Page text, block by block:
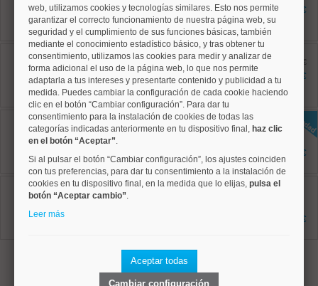
90 m²
2 dormitorios
2 baños
1.850 €
Tetuán, Cuatro Caminos
Ref: 50004781
85 m²
3 dormitorios
2 baños
antes 2.195 €
2.095 €
Salamanca, Recoletos
Ref: 50004825
2 baños
3.000 €
Chamartín, El Viso
Ref: 50004758
5.775 €
web, utilizamos cookies y tecnologías similares. Esto nos permite
garantizar el correcto funcionamiento de nuestra página web, su
seguridad y el cumplimiento de sus funciones básicas, también
mediante el conocimiento estadístico básico, y tras obtener tu
consentimiento, utilizamos las cookies para medir y analizar de
forma adicional el uso de la página web, lo que nos permite
adaptarla a tus intereses y presentarte contenido y publicidad a tu
medida. Puedes cambiar la configuración de cada cookie haciendo
clic en el botón “Cambiar configuración”. Para dar tu
consentimiento para la instalación de cookies de todas las
categorías indicadas anteriormente en tu dispositivo final, haz clic
en el botón “Aceptar”.
Si al pulsar el botón “Cambiar configuración”, los ajustes coinciden
con tus preferencias, para dar tu consentimiento a la instalación de
cookies en tu dispositivo final, en la medida que lo elijas, pulsa el
botón “Aceptar cambio”.
Leer más
Aceptar todas
Cambiar configuración